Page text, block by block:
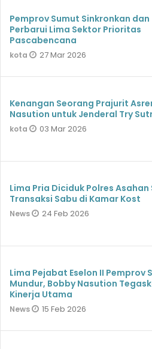
Pemprov Sumut Sinkronkan dan
Perbarui Lima Sektor Prioritas
Pascabencana
kota 27 Mar 2026
Kenangan Seorang Prajurit
Nasution untuk Jenderal Try
kota 03 Mar 2026
Lima Pria Diciduk Polres Asahan
Transaksi Sabu di Kamar Kost
News 24 Feb 2026
Lima Pejabat Eselon II Pemprov
Mundur, Bobby Nasution
Kinerja Utama
News 15 Feb 2026